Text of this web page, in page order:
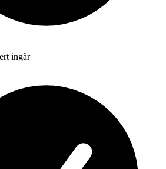
ingår